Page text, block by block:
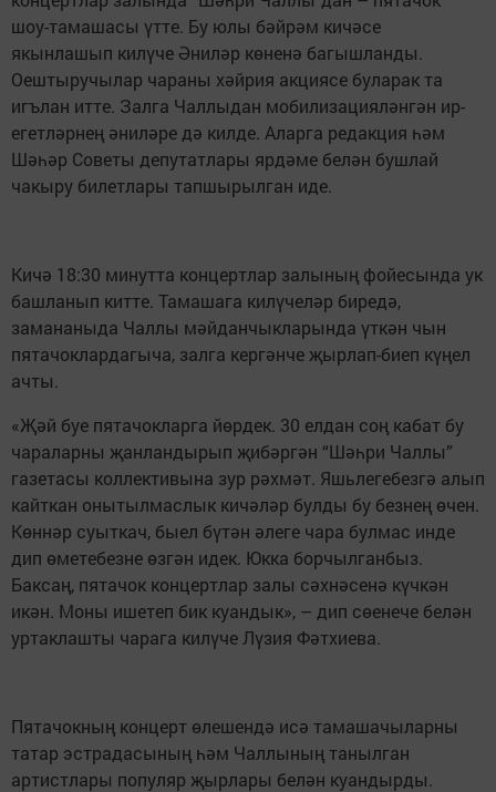
шоу-тамашасы үтте. Бу юлы бәйрәм кичәсе
якынлашып килүче Әниләр көненә багышланды.
Оештыручылар чараны хәйрия акциясе буларак та
игълан итте. Залга Чаллыдан мобилизацияләнгән ир-
егетләрнең әниләре дә килде. Аларга редакция һәм
Шәһәр Советы депутатлары ярдәме белән бушлай
чакыру билетлары тапшырылган иде.
Кичә 18:30 минутта концертлар залының фойесында ук
башланып китте. Тамашага килүчеләр биредә,
замананыда Чаллы мәйданчыкларында үткән чын
пятачоклардагыча, залга кергәнче җырлап-биеп күңел
ачты.
«Җәй буе пятачокларга йөрдек. 30 елдан соң кабат бу
чараларны җанландырып җибәргән “Шәһри Чаллы”
газетасы коллективына зур рәхмәт. Яшьлегебезгә алып
кайткан онытылмаслык кичәләр булды бу безнең өчен.
Көннәр суыткач, быел бүтән әлеге чара булмас инде
дип өметебезне өзгән идек. Юкка борчылганбыз.
Баксаң, пятачок концертлар залы сәхнәсенә күчкән
икән. Моны ишетеп бик куандык», – дип сөенече белән
уртаклашты чарага килүче Лүзия Фәтхиева.
Пятачокның концерт өлешендә исә тамашачыларны
татар эстрадасының һәм Чаллының танылган
артистлары популяр җырлары белән куандырды.